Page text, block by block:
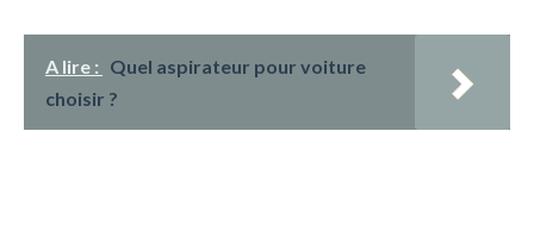
A lire : Quel aspirateur pour voiture
choisir ?